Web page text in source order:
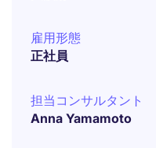
雇用形態
正社員
担当コンサルタント
Anna Yamamoto